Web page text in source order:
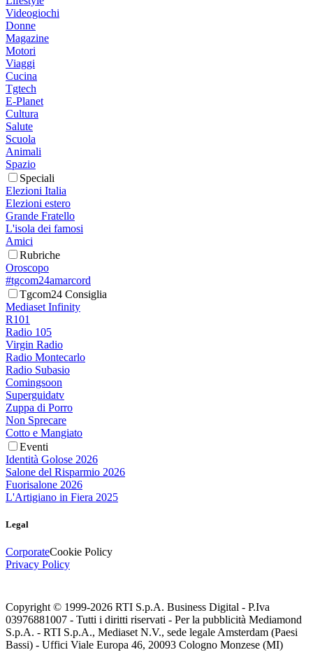
Videogiochi
Donne
Magazine
Motori
Viaggi
Cucina
Tgtech
E-Planet
Cultura
Salute
Scuola
Animali
Spazio
Speciali
Elezioni Italia
Elezioni estero
Grande Fratello
L'isola dei famosi
Amici
Rubriche
Oroscopo
#tgcom24amarcord
Tgcom24 Consiglia
Mediaset Infinity
R101
Radio 105
Virgin Radio
Radio Montecarlo
Radio Subasio
Comingsoon
Superguidatv
Zuppa di Porro
Non Sprecare
Cotto e Mangiato
Eventi
Identità Golose 2026
Salone del Risparmio 2026
Fuorisalone 2026
L'Artigiano in Fiera 2025
Legal
CorporateCookie Policy
Privacy Policy
Copyright © 1999-2026 RTI S.p.A. Business Digital - P.Iva
03976881007 - Tutti i diritti riservati - Per la pubblicità Mediamond
S.p.A. - RTI S.p.A., Mediaset N.V., sede legale Amsterdam (Paesi
Bassi) - Uffici Viale Europa 46, 20093 Cologno Monzese (MI)